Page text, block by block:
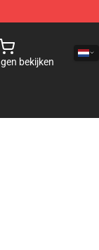
bekijken